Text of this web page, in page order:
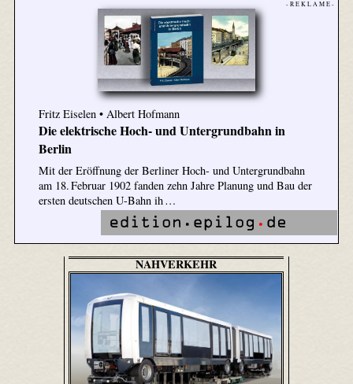
- R E K L A M E -
Fritz Eiselen • Albert Hofmann
Die elektrische Hoch- und Untergrundbahn in
Berlin
Mit der Eröffnung der Berliner Hoch- und Untergrundbahn
am 18. Februar 1902 fanden zehn Jahre Planung und Bau der
ersten deutschen U-Bahn ih …
NAHVERKEHR